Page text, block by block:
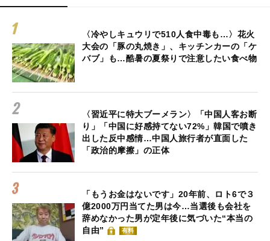
〈冷やしキュウリで510人食中毒も…〉花火
大会の「豚の丸焼き」、キッチンカーの「ケ
バブ」も…酷暑の夏祭りで注意したい食べ物
〈習近平に特大ブーメラン〉「中国人客お断
り」「中国に好感持てない72%」韓国で噴き
出した反中感情…中国人旅行者が直面した
「政治的摩擦」の正体
「もうお金はないです」20年前、ロト6で３
億2000万円当てた男は今…当選後も会社を
辞めなかった男が定年後に気づいた“本当の
自由”
有料